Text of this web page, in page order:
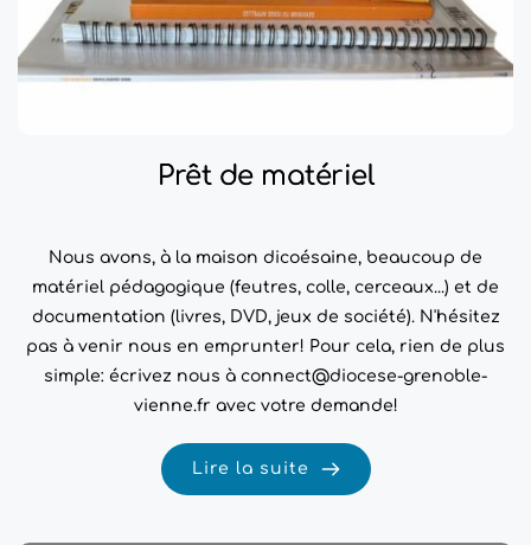
Prêt de matériel
Nous avons, à la maison dicoésaine, beaucoup de
matériel pédagogique (feutres, colle, cerceaux...) et de
documentation (livres, DVD, jeux de société). N'hésitez
pas à venir nous en emprunter! Pour cela, rien de plus
simple: écrivez nous à connect@diocese-grenoble-
vienne.fr avec votre demande!
Lire la suite